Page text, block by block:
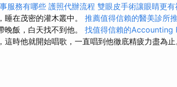
服務有哪些 護照代辦流程 雙眼皮手術讓眼睛更有
睡在茂密的灌木叢中。 推薦值得信賴的醫美診所
晚飯，白天找不到他。 找值得信賴的Accounting
時他就開始唱歌，一直唱到他徹底精疲力盡為止